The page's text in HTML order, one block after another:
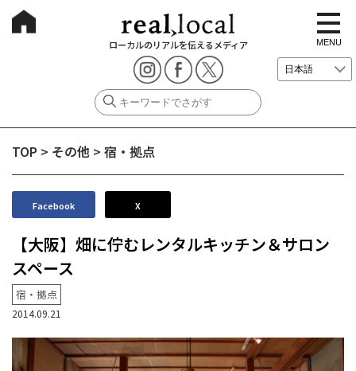
ローカルのリアルを伝えるメディア
t
o
g
g
e
i
i
MENU
TOP > その他 > 宿・拠点
Facebook X
【大阪】畑に佇むレンタルキッチン＆サロン
スペース
宿・拠点
2014.09.21